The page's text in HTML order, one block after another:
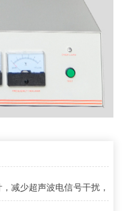
减少超声波电信号干扰，